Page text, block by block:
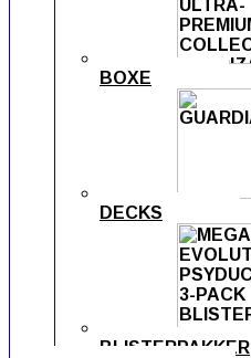
BOXE
DECKS
BLISTERPAKKER